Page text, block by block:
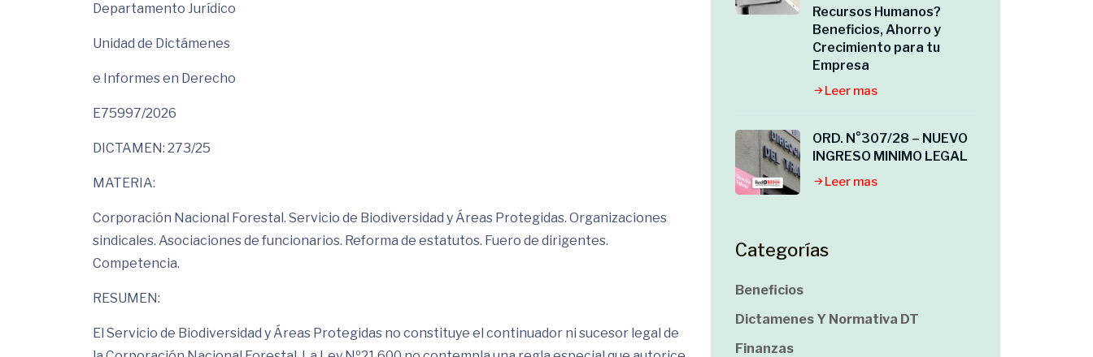
Departamento Jurídico
Unidad de Dictámenes
e Informes en Derecho
E75997/2026
DICTAMEN: 273/25
MATERIA:
Corporación Nacional Forestal. Servicio de Biodiversidad y Áreas Protegidas. Organizaciones
sindicales. Asociaciones de funcionarios. Reforma de estatutos. Fuero de dirigentes.
Competencia.
RESUMEN:
El Servicio de Biodiversidad y Áreas Protegidas no constituye el continuador ni sucesor legal de
Recursos Humanos?
Beneficios, Ahorro y
Crecimiento para tu
Empresa
Leer mas
ORD. N°307/28 – NUEVO
INGRESO MINIMO LEGAL
Leer mas
Categorías
Beneficios
Dictamenes Y Normativa DT
Finanzas